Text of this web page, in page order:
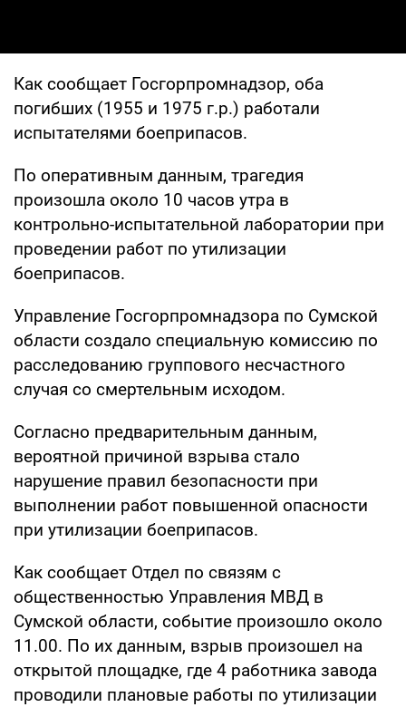
Как сообщает Госгорпромнадзор, оба
погибших (1955 и 1975 г.р.) работали
испытателями боеприпасов.
По оперативным данным, трагедия
произошла около 10 часов утра в
контрольно-испытательной лаборатории при
проведении работ по утилизации
боеприпасов.
Управление Госгорпромнадзора по Сумской
области создало специальную комиссию по
расследованию группового несчастного
случая со смертельным исходом.
Согласно предварительным данным,
вероятной причиной взрыва стало
нарушение правил безопасности при
выполнении работ повышенной опасности
при утилизации боеприпасов.
Как сообщает Отдел по связям с
общественностью Управления МВД в
Сумской области, событие произошло около
11.00. По их данным, взрыв произошел на
открытой площадке, где 4 работника завода
проводили плановые работы по утилизации